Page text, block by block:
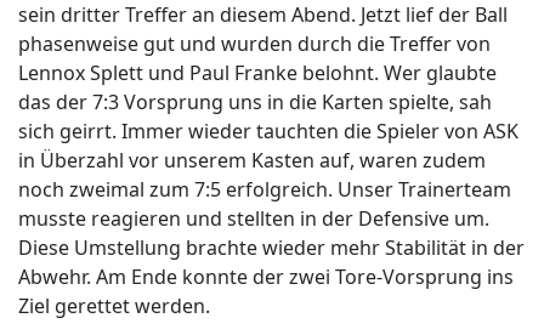
sein dritter Treffer an diesem Abend. Jetzt lief der Ball
phasenweise gut und wurden durch die Treffer von
Lennox Splett und Paul Franke belohnt. Wer glaubte
das der 7:3 Vorsprung uns in die Karten spielte, sah
sich geirrt. Immer wieder tauchten die Spieler von ASK
in Überzahl vor unserem Kasten auf, waren zudem
noch zweimal zum 7:5 erfolgreich. Unser Trainerteam
musste reagieren und stellten in der Defensive um.
Diese Umstellung brachte wieder mehr Stabilität in der
Abwehr. Am Ende konnte der zwei Tore-Vorsprung ins
Ziel gerettet werden.